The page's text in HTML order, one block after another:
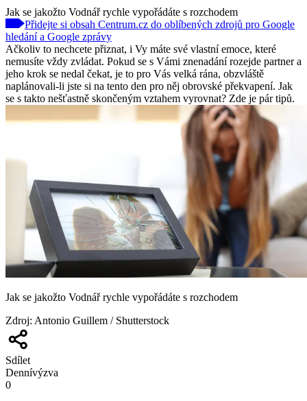
Jak se jakožto Vodnář rychle vypořádáte s rozchodem
Přidejte si obsah Centrum.cz do oblíbených zdrojů pro Google
hledání a Google zprávy
Ačkoliv to nechcete přiznat, i Vy máte své vlastní emoce, které
nemusíte vždy zvládat. Pokud se s Vámi znenadání rozejde partner a
jeho krok se nedal čekat, je to pro Vás velká rána, obzvláště
naplánovali-li jste si na tento den pro něj obrovské překvapení. Jak
se s takto nešťastně skončeným vztahem vyrovnat? Zde je pár tipů.
Jak se jakožto Vodnář rychle vypořádáte s rozchodem
Zdroj: Antonio Guillem / Shutterstock
Sdílet
Dennívýzva
0